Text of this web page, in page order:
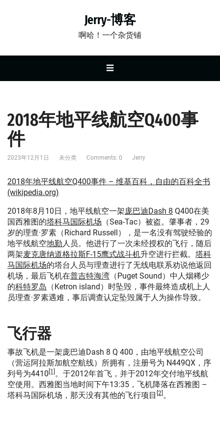
Jerry-博客
啊哈！一个杂货铺
☰
2018年地平线航空Q400事
件
2023年12月1日 未分类 Comments: 0 Jerry
2018年地平线航空Q400事件 – 维基百科，自由的百科全书
(wikipedia.org)
2018年8月10日，地平线航空一架庞巴迪Dash 8 Q400在美
国西雅图的塔科马国际机场 （Sea-Tac）被盗。肇事者，29
岁的理查·罗素（Richard Russell），是一名没有驾驶经验的
地平线航空地勤人员。他进行了一次未经授权的飞行，随后
两架麦克唐纳道格拉斯F-15鹰式战斗机升空进行拦截。 塔科
马国际机场的塔台人员与理查进行了无线电联系劝说他返回
机场，最后飞机在普吉特海湾 （Puget Sound）中人烟稀少
的科特罗岛 （Ketron island）时坠毁，事件最终造成机上人
员理查·罗素遇难，事后调查认定坠毁属于人为操作导致。
飞行器
事故飞机是一架庞巴迪Dash 8 Q 400，由地平线航空公司
（营运阿拉斯加航空航线）所拥有，注册号为 N449QX，序
列号为4410 [1]。于2012年首飞，并于2012年交付地平线航
空使用。西雅图当地时间下午13:35，飞机降落在西雅图 –
塔科马国际机场，那天没有其他的飞行项目 [2]。